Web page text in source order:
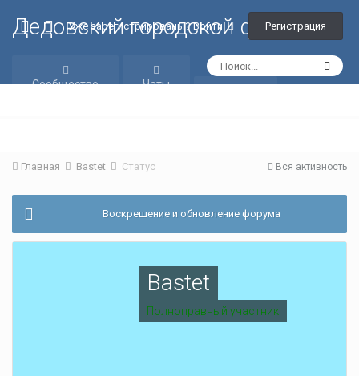
Дедовский городской форум
Уже зарегистрированы? Войти Регистрация
Сообщество
Чаты
Вся активность
Главная Bastet Статус
Воскрешение и обновление форума
Bastet
Полноправный участник